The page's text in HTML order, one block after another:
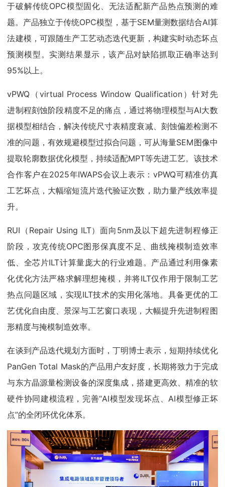
于破解传统OPC模型固化、无法适配新产品热点预测的难
题。产品独立于传统OPC模型，基于SEM量测数据结合AI算
法建模，可跟随生产工艺动态迭代更新，构建实时动态坏点
预测模型。实测结果显示，该产品对缺陷抓取正确率达到
95%以上。
vPWQ（virtual Process Window Qualification）针对先
进制程刻蚀阶段精度不足的痛点，通过将物理模型与AI大数
据模型相结合，解决传统尺寸表精度衰减、刻蚀偏差检测不
准的问题，有效规避模型过拟合问题，可从海量SEM图像中
提取轮廓数据优化模型，持续适配MPT等先进工艺。该技术
合作客户在2025年IWAPS会议上表示：vPWQ可精准仿真
工艺坏点，大幅缩短流片迭代验证次数，助力量产线效率提
升。
RUI（Repair Using ILT）面向5nm及以下超先进制程修正
阶段，攻克传统OPC图形保真度不足、曲线掩模制造效率
低、全芯片ILT计算量庞大的行业难题。产品通过利用像素
化优化方法严格求解理想掩模，并将ILT仅作用于限制工艺
热点问题区域，实现ILT技术的实用化落地。具备更优的工
艺优化自由度、景深与工艺窗口表现，大幅提升先进制程图
形精度与掩模制造效率。
在谈到产品迭代规划方面时，丁明博士表示，短期持续优化
PanGen Total Mask的产品用户友好度，长期将致力于完成
与东方晶源量检测设备的深度集成，搭建更高效、精准的软
硬件协同建模流程，完善“AI模型发现坏点、AI模型修正坏
点”的全闭环优化体系。